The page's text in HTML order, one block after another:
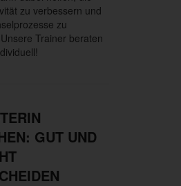
zu verbessern und
zu
Trainer beraten
GUT UND